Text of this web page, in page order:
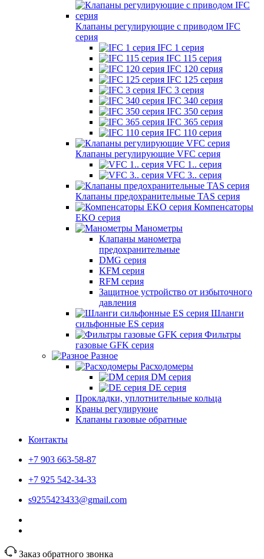
Клапаны регулирующие с приводом IFC
серия
IFC 1 серия
IFC 115 серия
IFC 120 серия
IFC 125 серия
IFC 3 серия
IFC 340 серия
IFC 350 серия
IFC 365 серия
IFC 110 серия
Клапаны регулирующие VFC серия
VFC 1.. серия
VFC 3.. серия
Клапаны предохранительные TAS серия
Компенсаторы
EKO серия
Манометры
Клапаны манометра
предохранительные
DMG серия
KFM серия
RFM серия
Защитное устройство от избыточного
давления
Шланги
сильфонные ES серия
Фильтры
газовые GFK серия
Разное
Расходомеры
DM серия
DE серия
Прокладки, уплотнительные кольца
Краны регулируюие
Клапаны газовые обратные
Контакты
+7 903 663-58-87
+7 925 542-34-33
s9255423433@gmail.com
Заказ обратного звонка